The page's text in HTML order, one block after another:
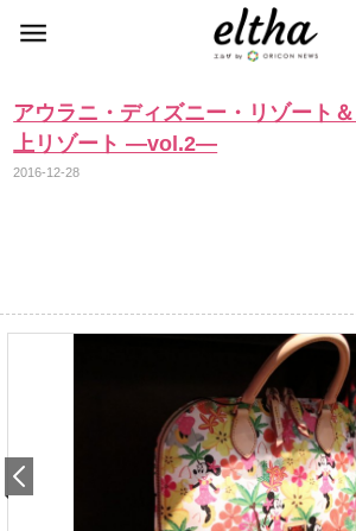
アウラニ・ディズニー・リゾート
上リゾート ―vol.2―
2016-12-28